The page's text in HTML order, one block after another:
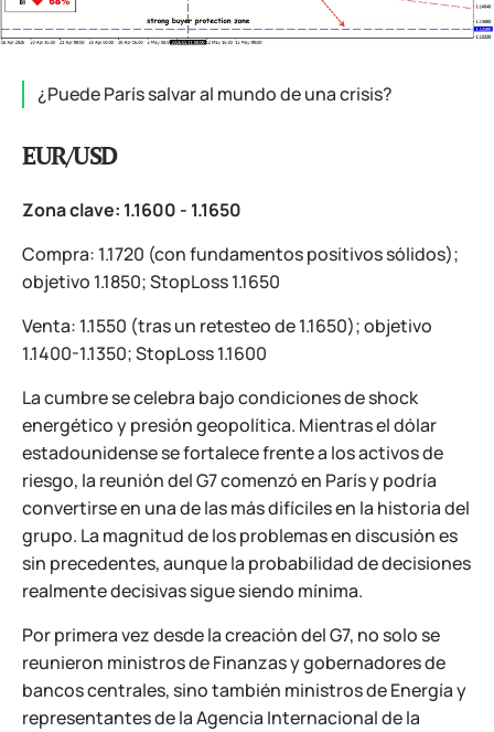
¿Puede París salvar al mundo de una crisis?
EUR/USD
Zona clave: 1.1600 - 1.1650
Compra: 1.1720 (con fundamentos positivos sólidos);
objetivo 1.1850; StopLoss 1.1650
Venta: 1.1550 (tras un retesteo de 1.1650); objetivo
1.1400-1.1350; StopLoss 1.1600
La cumbre se celebra bajo condiciones de shock
energético y presión geopolítica. Mientras el dólar
estadounidense se fortalece frente a los activos de
riesgo, la reunión del G7 comenzó en París y podría
convertirse en una de las más difíciles en la historia del
grupo. La magnitud de los problemas en discusión es
sin precedentes, aunque la probabilidad de decisiones
realmente decisivas sigue siendo mínima.
Por primera vez desde la creación del G7, no solo se
reunieron ministros de Finanzas y gobernadores de
bancos centrales, sino también ministros de Energía y
representantes de la Agencia Internacional de la